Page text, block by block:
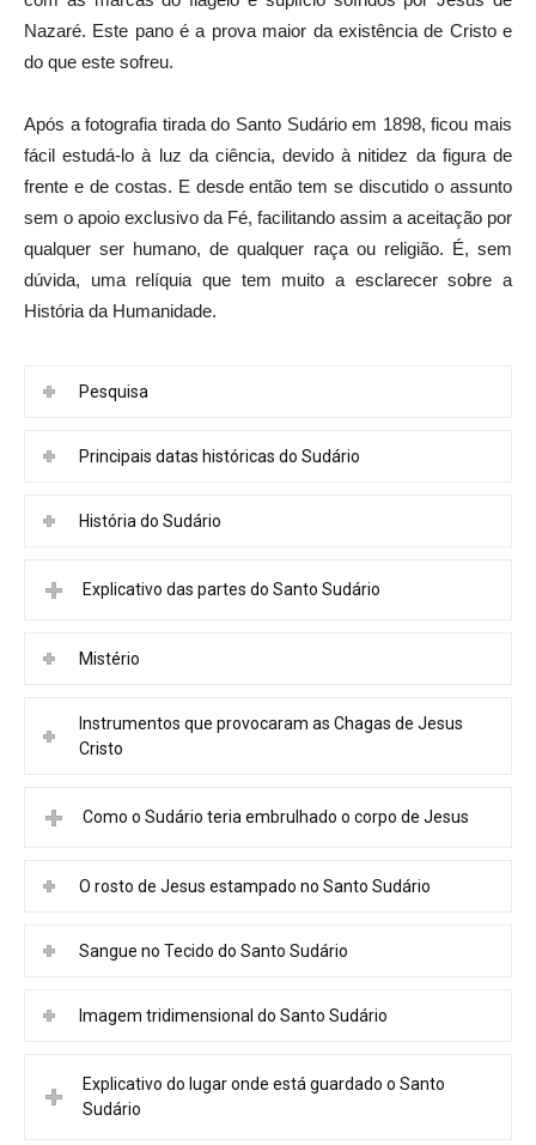
Nazaré. Este pano é a prova maior da existência de Cristo e
do que este sofreu.
Após a fotografia tirada do Santo Sudário em 1898, ficou mais
fácil estudá-lo à luz da ciência, devido à nitidez da figura de
frente e de costas. E desde então tem se discutido o assunto
sem o apoio exclusivo da Fé, facilitando assim a aceitação por
qualquer ser humano, de qualquer raça ou religião. É, sem
dúvida, uma relíquia que tem muito a esclarecer sobre a
História da Humanidade.
Pesquisa
Principais datas históricas do Sudário
História do Sudário
Explicativo das partes do Santo Sudário
Mistério
Instrumentos que provocaram as Chagas de Jesus
Cristo
Como o Sudário teria embrulhado o corpo de Jesus
O rosto de Jesus estampado no Santo Sudário
Sangue no Tecido do Santo Sudário
Imagem tridimensional do Santo Sudário
Explicativo do lugar onde está guardado o Santo
Sudário